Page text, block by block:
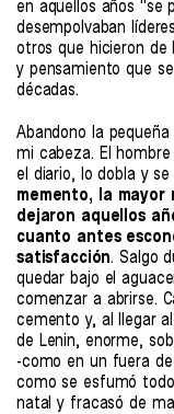
en aquellos años "se
desempolvaban
otros que hicieron de
y pensamiento que
décadas.
Abandono la
mi cabeza. El
el diario, lo dobla y
memento, la mayor
dejaron aquellos
cuanto antes
satisfacción. Salgo
quedar bajo el
comenzar a abrirse.
cemento y, al llegar
de Lenin, enorme,
-como en un fuera
como se esfumó
natal y fracasó de